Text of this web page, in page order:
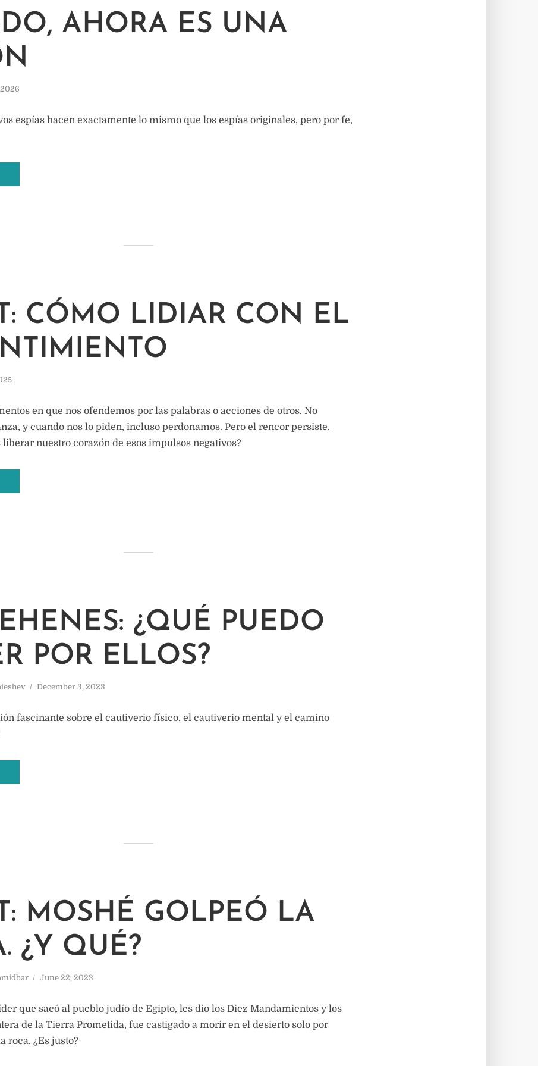
AHORA ES UNA
espías hacen exactamente lo mismo que los espías originales, pero por fe,
CÓMO LIDIAR CON EL
en que nos ofendemos por las palabras o acciones de otros. No
y cuando nos lo piden, incluso perdonamos. Pero el rencor persiste.
liberar nuestro corazón de esos impulsos negativos?
¿QUÉ PUEDO
POR ELLOS?
December 3, 2023
fascinante sobre el cautiverio físico, el cautiverio mental y el camino
MOSHÉ GOLPEÓ LA
¿Y QUÉ?
June 22, 2023
que sacó al pueblo judío de Egipto, les dio los Diez Mandamientos y los
de la Tierra Prometida, fue castigado a morir en el desierto solo por
roca. ¿Es justo?